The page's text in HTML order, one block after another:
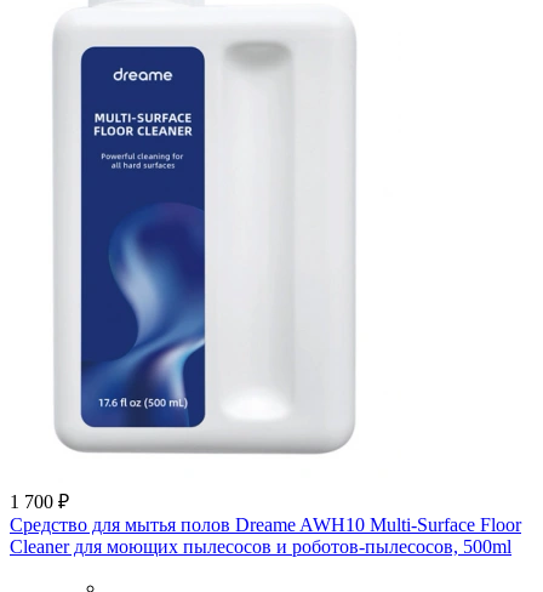
1 700 ₽
Средство для мытья полов Dreame AWH10 Multi-Surface Floor
Cleaner для моющих пылесосов и роботов-пылесосов, 500ml